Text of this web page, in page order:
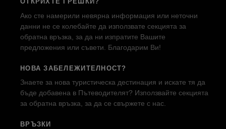
Ако сте намерили невярна информация или неточни
данни не се колебайте да използвате секцията за
обратна връзка, за да ни изпратите Вашите
предложения или съвети. Благодарим Ви!
НОВА ЗАБЕЛЕЖИТЕЛНОСТ?
Знаете за нова туристическа дестинация и искате тя да
бъде добавена в Пътеводителят? Използвайте секцията
за обратна връзка, за да се свържете с нас.
ВРЪЗКИ